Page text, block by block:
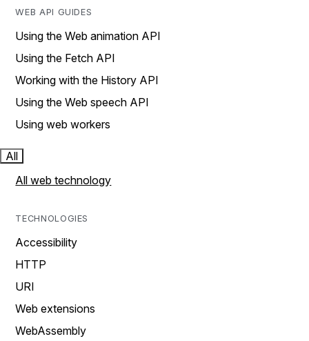
WEB API GUIDES
Using the Web animation API
Using the Fetch API
Working with the History API
Using the Web speech API
Using web workers
All
All web technology
TECHNOLOGIES
Accessibility
HTTP
URI
Web extensions
WebAssembly